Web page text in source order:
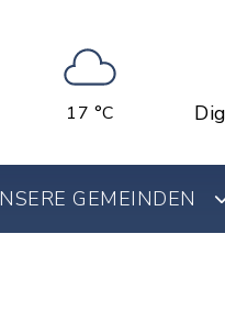
17 °C
GEMEINDEN